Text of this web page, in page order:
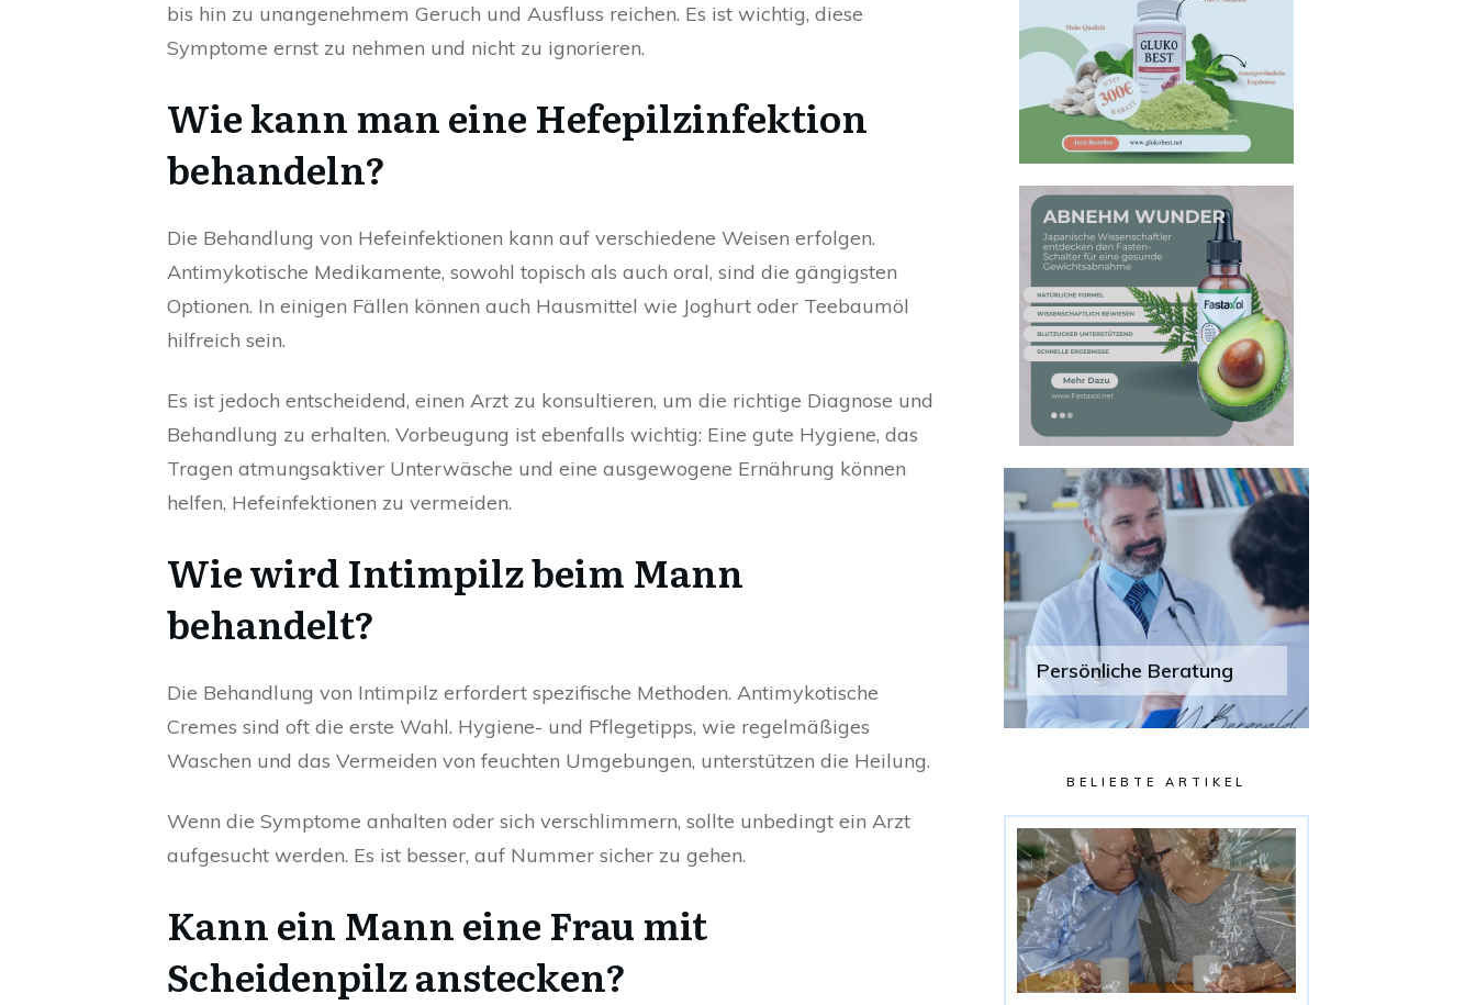
bis hin zu unangenehmem Geruch und Ausfluss reichen. Es ist wichtig, diese
Symptome ernst zu nehmen und nicht zu ignorieren.
Wie kann man eine Hefepilzinfektion
behandeln?
Die Behandlung von Hefeinfektionen kann auf verschiedene Weisen erfolgen.
Antimykotische Medikamente, sowohl topisch als auch oral, sind die gängigsten
Optionen. In einigen Fällen können auch Hausmittel wie Joghurt oder Teebaumöl
hilfreich sein.
Es ist jedoch entscheidend, einen Arzt zu konsultieren, um die richtige Diagnose und
Behandlung zu erhalten. Vorbeugung ist ebenfalls wichtig: Eine gute Hygiene, das
Tragen atmungsaktiver Unterwäsche und eine ausgewogene Ernährung können
helfen, Hefeinfektionen zu vermeiden.
Wie wird Intimpilz beim Mann
behandelt?
Die Behandlung von Intimpilz erfordert spezifische Methoden. Antimykotische
Cremes sind oft die erste Wahl. Hygiene- und Pflegetipps, wie regelmäßiges
Waschen und das Vermeiden von feuchten Umgebungen, unterstützen die Heilung.
Wenn die Symptome anhalten oder sich verschlimmern, sollte unbedingt ein Arzt
aufgesucht werden. Es ist besser, auf Nummer sicher zu gehen.
Kann ein Mann eine Frau mit
Scheidenpilz anstecken?
Persönliche Beratung
BELIEBTE ARTIKEL